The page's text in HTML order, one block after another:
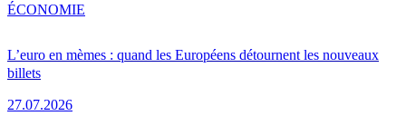
L’euro en mèmes : quand les Européens détournent les nouveaux
billets
27.07.2026
ÉCONOMIE